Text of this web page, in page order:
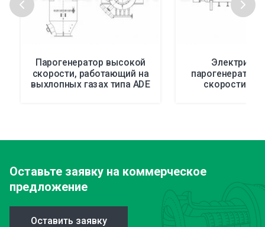
Парогенератор высокой
скорости, работающий на
выхлопных газах типа ADE
парогенератор
скорости
Оставьте заявку на коммерческое
предложение
Оставить заявку